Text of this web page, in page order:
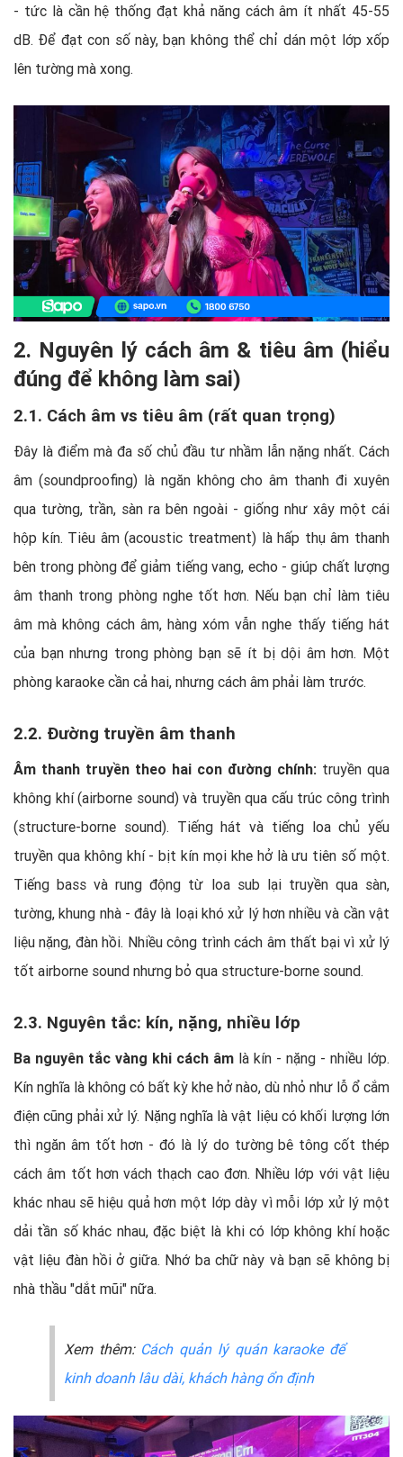
- tức là cần hệ thống đạt khả năng cách âm ít nhất 45-55
dB. Để đạt con số này, bạn không thể chỉ dán một lớp xốp
lên tường mà xong.
2. Nguyên lý cách âm & tiêu âm (hiểu
đúng để không làm sai)
2.1. Cách âm vs tiêu âm (rất quan trọng)
Đây là điểm mà đa số chủ đầu tư nhầm lẫn nặng nhất. Cách
âm (soundproofing) là ngăn không cho âm thanh đi xuyên
qua tường, trần, sàn ra bên ngoài - giống như xây một cái
hộp kín. Tiêu âm (acoustic treatment) là hấp thụ âm thanh
bên trong phòng để giảm tiếng vang, echo - giúp chất lượng
âm thanh trong phòng nghe tốt hơn. Nếu bạn chỉ làm tiêu
âm mà không cách âm, hàng xóm vẫn nghe thấy tiếng hát
của bạn nhưng trong phòng bạn sẽ ít bị dội âm hơn. Một
phòng karaoke cần cả hai, nhưng cách âm phải làm trước.
2.2. Đường truyền âm thanh
Âm thanh truyền theo hai con đường chính: truyền qua
không khí (airborne sound) và truyền qua cấu trúc công trình
(structure-borne sound). Tiếng hát và tiếng loa chủ yếu
truyền qua không khí - bịt kín mọi khe hở là ưu tiên số một.
Tiếng bass và rung động từ loa sub lại truyền qua sàn,
tường, khung nhà - đây là loại khó xử lý hơn nhiều và cần vật
liệu nặng, đàn hồi. Nhiều công trình cách âm thất bại vì xử lý
tốt airborne sound nhưng bỏ qua structure-borne sound.
2.3. Nguyên tắc: kín, nặng, nhiều lớp
Ba nguyên tắc vàng khi cách âm là kín - nặng - nhiều lớp.
Kín nghĩa là không có bất kỳ khe hở nào, dù nhỏ như lỗ ổ cắm
điện cũng phải xử lý. Nặng nghĩa là vật liệu có khối lượng lớn
thì ngăn âm tốt hơn - đó là lý do tường bê tông cốt thép
cách âm tốt hơn vách thạch cao đơn. Nhiều lớp với vật liệu
khác nhau sẽ hiệu quả hơn một lớp dày vì mỗi lớp xử lý một
dải tần số khác nhau, đặc biệt là khi có lớp không khí hoặc
vật liệu đàn hồi ở giữa. Nhớ ba chữ này và bạn sẽ không bị
nhà thầu "dắt mũi" nữa.
Xem thêm: Cách quản lý quán karaoke để
kinh doanh lâu dài, khách hàng ổn định